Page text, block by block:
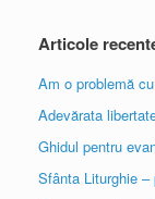
Articole
Am o problemă
Adevărata
Ghidul pentru
Sfânta Liturghie